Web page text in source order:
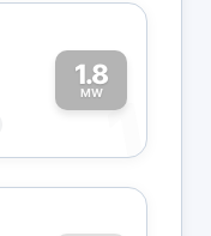
1.8
MW1